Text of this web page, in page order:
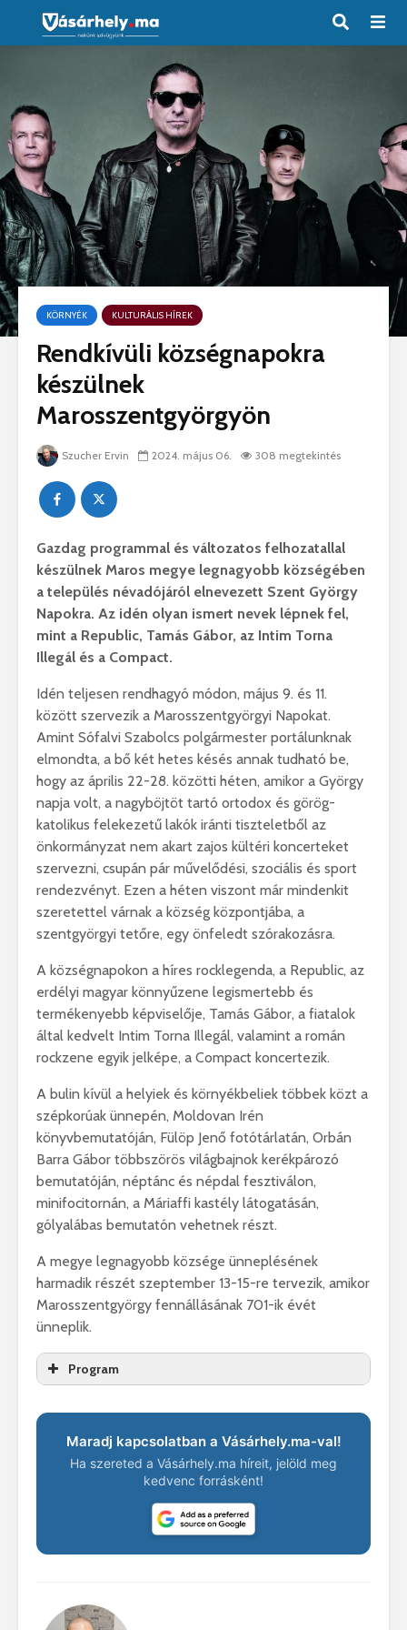
KÖRNYÉK KULTURÁLIS HÍREK
Rendkívüli községnapokra
készülnek
Marosszentgyörgyön
Szucher Ervin 2024. május 06. 308 megtekintés
Gazdag programmal és változatos felhozatallal
készülnek Maros megye legnagyobb községében
a település névadójáról elnevezett Szent György
Napokra. Az idén olyan ismert nevek lépnek fel,
mint a Republic, Tamás Gábor, az Intim Torna
Illegál és a Compact.
Idén teljesen rendhagyó módon, május 9. és 11.
között szervezik a Marosszentgyörgyi Napokat.
Amint Sófalvi Szabolcs polgármester portálunknak
elmondta, a bő két hetes késés annak tudható be,
hogy az április 22-28. közötti héten, amikor a György
napja volt, a nagyböjtöt tartó ortodox és görög-
katolikus felekezetű lakók iránti tiszteletből az
önkormányzat nem akart zajos kültéri koncerteket
szervezni, csupán pár művelődési, szociális és sport
rendezvényt. Ezen a héten viszont már mindenkit
szeretettel várnak a község központjába, a
szentgyörgyi tetőre, egy önfeledt szórakozásra.
A községnapokon a híres rocklegenda, a Republic, az
erdélyi magyar könnyűzene legismertebb és
termékenyebb képviselője, Tamás Gábor, a fiatalok
által kedvelt Intim Torna Illegál, valamint a román
rockzene egyik jelképe, a Compact koncertezik.
A bulin kívül a helyiek és környékbeliek többek közt a
szépkorúak ünnepén, Moldovan Irén
könyvbemutatóján, Fülöp Jenő fotótárlatán, Orbán
Barra Gábor többszörös világbajnok kerékpározó
bemutatóján, néptánc és népdal fesztiválon,
minifocitornán, a Máriaffi kastély látogatásán,
gólyalábas bemutatón vehetnek részt.
A megye legnagyobb községe ünneplésének
harmadik részét szeptember 13-15-re tervezik, amikor
Marosszentgyörgy fennállásának 701-ik évét
ünneplik.
Program
Helyi termelők új PIACÁNAK megnyitója – Márton
11.00 A legfiatalabb marosszentgyörgyiek és a
SZÉPKORÚAK ÜNNEPE – Új Kultúrotthonban
A marosszentgyörgyi BICIKLIÚT építési
19.00
Maradj kapcsolatban a Vásárhely.ma-val!
Ha szereted a Vásárhely.ma híreit, jelöld meg
kedvenc forrásként!